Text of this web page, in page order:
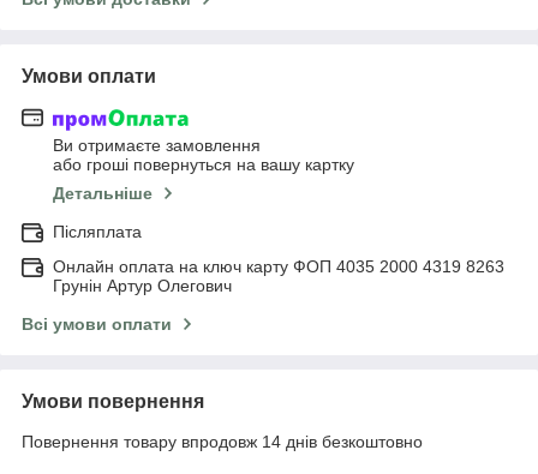
Умови оплати
Ви отримаєте замовлення
або гроші повернуться на вашу картку
Детальніше
Післяплата
Онлайн оплата на ключ карту ФОП 4035 2000 4319 8263
Грунін Артур Олегович
Всі умови оплати
Умови повернення
Повернення товару впродовж 14 днів безкоштовно